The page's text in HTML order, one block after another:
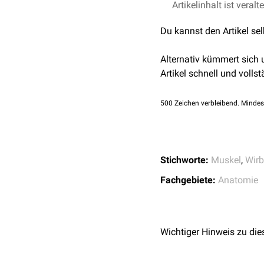
darunterliegenden
Daher besteht die
intertransversarii
Musculi
Spinalnerven. Sie
setzen je eine Etage
Wie auch die Musculi
Artikelinhalt ist
Du kannst den Artikel
Alternativ kümmert sich
Artikel schnell und
500 Zeichen verbleibend.
Stichworte: Muskel,
Fachgebiete: Anatomie
Wichtiger Hinweis zu